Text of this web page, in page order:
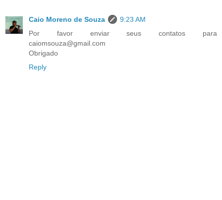
Caio Moreno de Souza
9:23 AM
Por favor enviar seus contatos para
caiomsouza@gmail.com
Obrigado
Reply